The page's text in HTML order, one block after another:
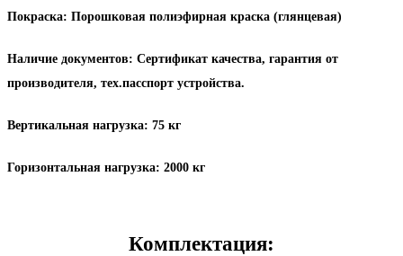
Покраска: Порошковая полиэфирная краска (глянцевая)
Наличие документов: Сертификат качества, гарантия от
производителя, тех.пасспорт устройства.
Вертикальная нагрузка: 75 кг
Горизонтальная нагрузка: 2000 кг
Комплектация: